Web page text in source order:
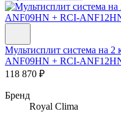
Мультисплит система на
ANF09HN + RCI-
118 870 ₽
Бренд
Royal Clima